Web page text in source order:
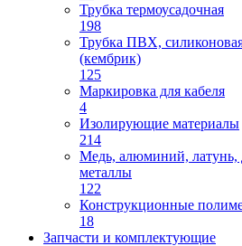
Трубка термоусадочная
198
Трубка ПВХ,
(кембрик)
125
Маркировка для кабеля
4
Изолирующие материалы
214
Медь, алюминий, латунь,
металлы
122
Конструкционные
18
Запчасти и комплектующие